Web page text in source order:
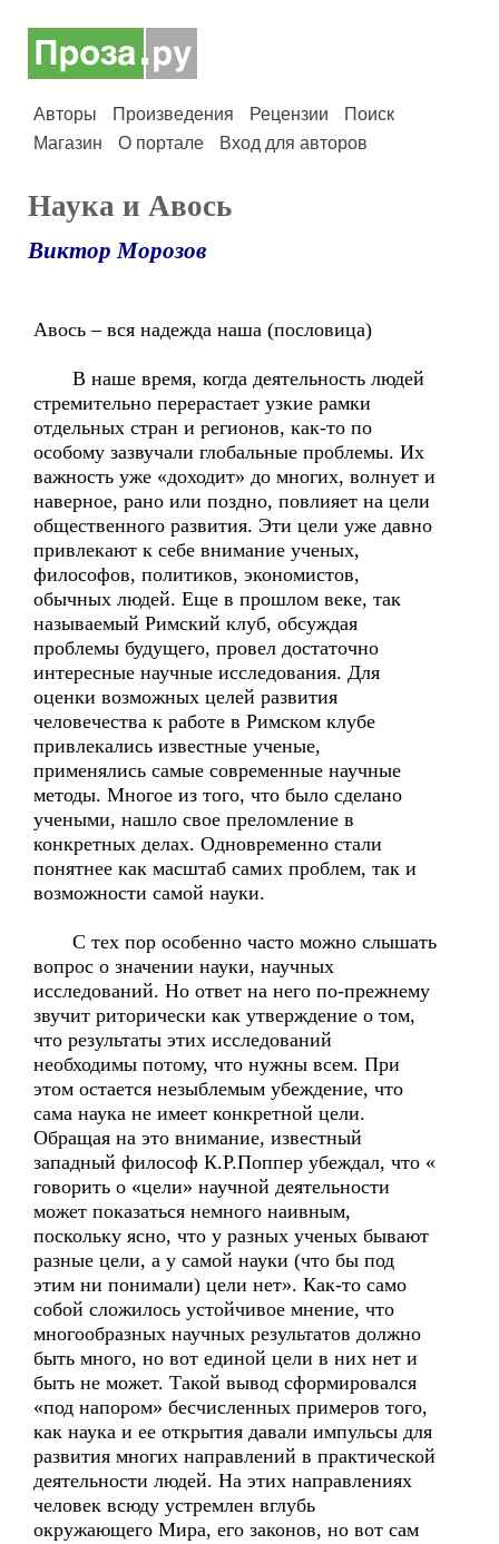
Авторы Произведения Рецензии
Поиск
Магазин
О портале Вход для авторов
Наука и Авось
Виктор Морозов
Авось – вся надежда наша (пословица)
В наше время, когда деятельность людей
стремительно перерастает узкие рамки
отдельных стран и регионов, как-то по
особому зазвучали глобальные проблемы. Их
важность уже «доходит» до многих, волнует и
наверное, рано или поздно, повлияет на цели
общественного развития. Эти цели уже давно
привлекают к себе внимание ученых,
философов, политиков, экономистов,
обычных людей. Еще в прошлом веке, так
называемый Римский клуб, обсуждая
проблемы будущего, провел достаточно
интересные научные исследования. Для
оценки возможных целей развития
человечества к работе в Римском клубе
привлекались известные ученые,
применялись самые современные научные
методы. Многое из того, что было сделано
учеными, нашло свое преломление в
конкретных делах. Одновременно стали
понятнее как масштаб самих проблем, так и
возможности самой науки.
С тех пор особенно часто можно слышать
вопрос о значении науки, научных
исследований. Но ответ на него по-прежнему
звучит риторически как утверждение о том,
что результаты этих исследований
необходимы потому, что нужны всем. При
этом остается незыблемым убеждение, что
сама наука не имеет конкретной цели.
Обращая на это внимание, известный
западный философ К.Р.Поппер убеждал, что «
говорить о «цели» научной деятельности
может показаться немного наивным,
поскольку ясно, что у разных ученых бывают
разные цели, а у самой науки (что бы под
этим ни понимали) цели нет». Как-то само
собой сложилось устойчивое мнение, что
многообразных научных результатов должно
быть много, но вот единой цели в них нет и
быть не может. Такой вывод сформировался
«под напором» бесчисленных примеров того,
как наука и ее открытия давали импульсы для
развития многих направлений в практической
деятельности людей. На этих направлениях
человек всюду устремлен вглубь
окружающего Мира, его законов, но вот сам